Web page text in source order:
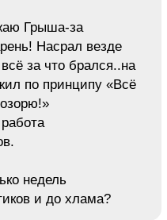
Грыша-за
Насрал везде
за что брался..на
по принципу «Всё
недель
и до хлама?